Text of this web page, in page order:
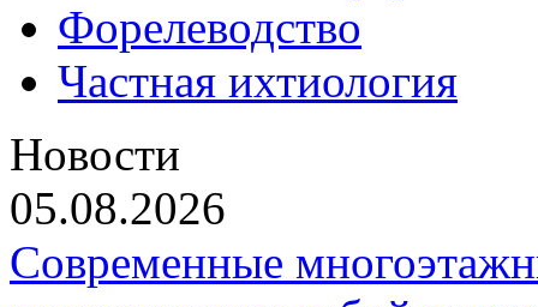
Форелеводство
Частная ихтиология
Новости
05.08.2026
Современные